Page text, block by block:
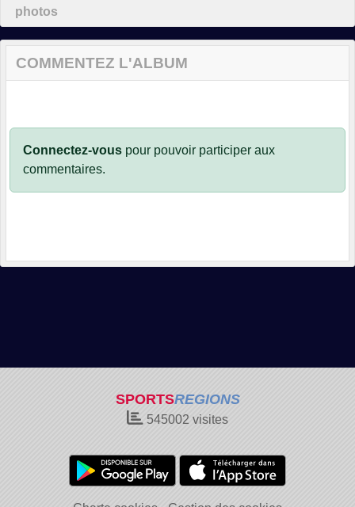
photos
COMMENTEZ L'ALBUM
Connectez-vous pour pouvoir participer aux
commentaires.
SPORTSREGIONS
545002 visites